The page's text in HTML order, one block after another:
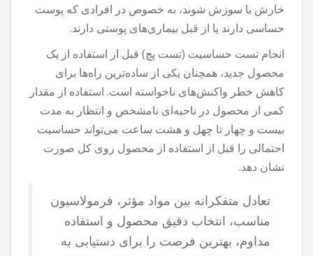
خارش یا سوزش شوند، به خصوص در افرادی که پوست
حساسی دارند یا از قبل بیماری‌های پوستی دارند.
انجام تست حساسیت (تست پچ) قبل از استفاده از یک
محصول جدید، همچنان یکی از ساده‌ترین راه‌ها برای
کاهش خطر واکنش‌های ناخواسته است. استفاده از مقدار
کمی از محصول در ناحیه‌ای نامشخص و انتظار به مدت
بیست و چهار تا چهل و هشت ساعت می‌تواند حساسیت
احتمالی را قبل از استفاده از محصول روی کل صورت
نشان دهد.
تعادل متفکرانه بین مواد مؤثر، فرمولاسیون
مناسب، انتخاب دقیق محصول و استفاده
مداوم، بهترین فرصت را برای دستیابی به